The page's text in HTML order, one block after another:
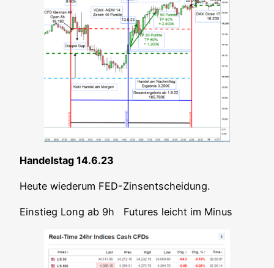
Han­dels­tag 14.6.23
Heu­te wie­der­um FED-Zinsentscheidung.
Ein­stieg Long ab 9h Futures leicht im Minus